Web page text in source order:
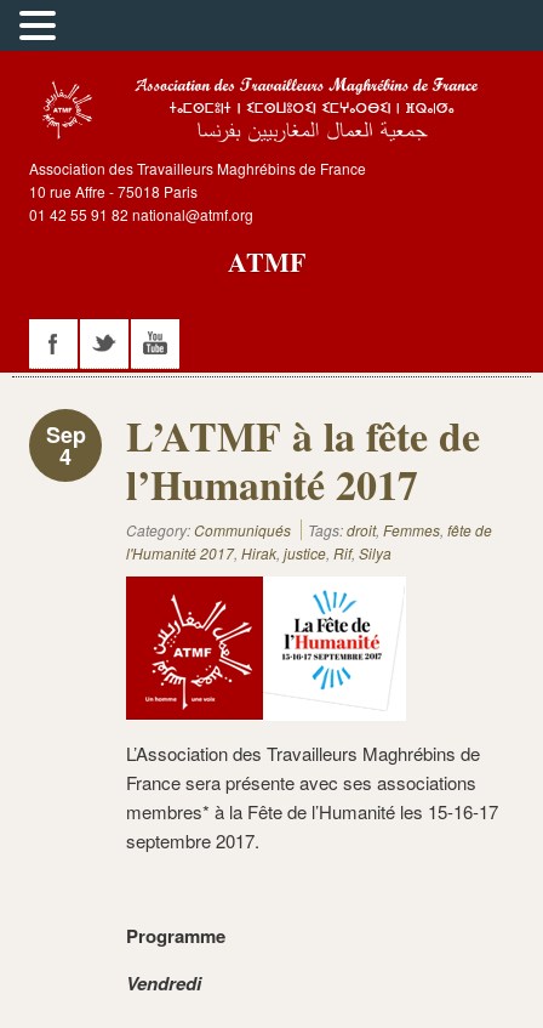
Association des Travailleurs Maghrébins de France
10 rue Affre - 75018 Paris
01 42 55 91 82 national@atmf.org
ATMF
Sep
4
L’ATMF à la fête de
l’Humanité 2017
Category:Communiqués Tags:droit, Femmes, fête de
l'Humanité 2017, Hirak, justice, Rif, Silya
L’Association des Travailleurs Maghrébins de
France sera présente avec ses associations
membres* à la Fête de l’Humanité les 15-16-17
septembre 2017.
Programme
Vendredi